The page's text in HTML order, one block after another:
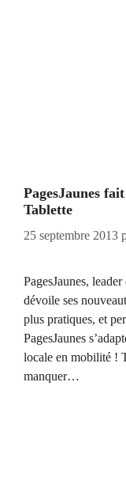
PagesJaunes
Tablette
25 septembre 2013
PagesJaunes,
dévoile ses
plus pratiques, et
PagesJaunes
locale en mobilité !
manquer…